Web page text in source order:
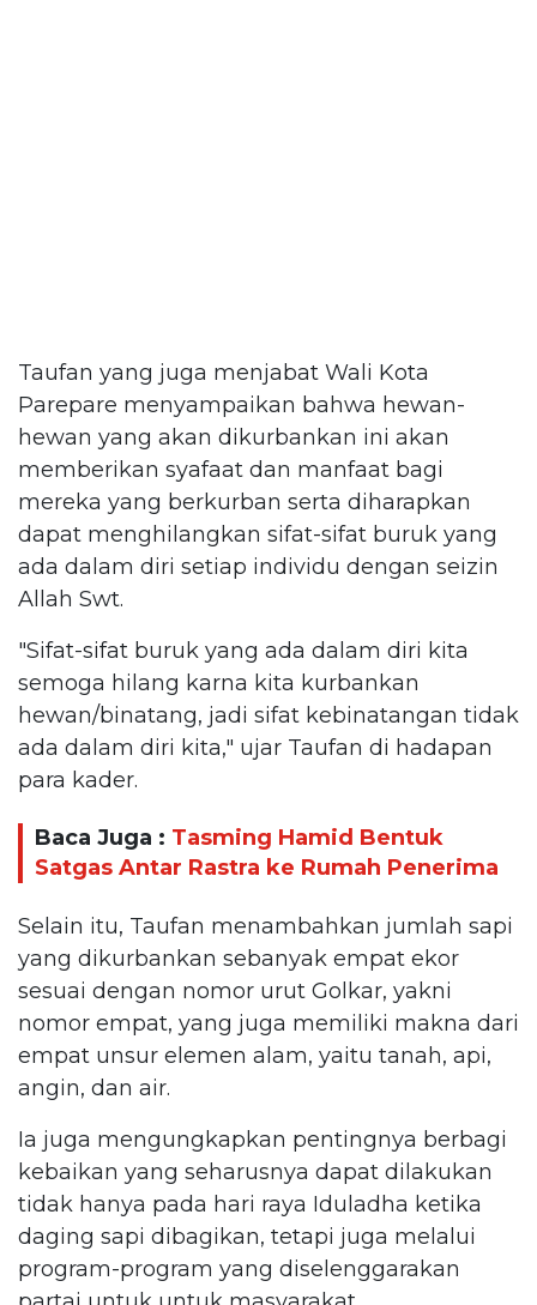
Taufan yang juga menjabat Wali Kota
Parepare menyampaikan bahwa hewan-
hewan yang akan dikurbankan ini akan
memberikan syafaat dan manfaat bagi
mereka yang berkurban serta diharapkan
dapat menghilangkan sifat-sifat buruk yang
ada dalam diri setiap individu dengan seizin
Allah Swt.
"Sifat-sifat buruk yang ada dalam diri kita
semoga hilang karna kita kurbankan
hewan/binatang, jadi sifat kebinatangan tidak
ada dalam diri kita," ujar Taufan di hadapan
para kader.
Baca Juga : Tasming Hamid Bentuk
Satgas Antar Rastra ke Rumah Penerima
Selain itu, Taufan menambahkan jumlah sapi
yang dikurbankan sebanyak empat ekor
sesuai dengan nomor urut Golkar, yakni
nomor empat, yang juga memiliki makna dari
empat unsur elemen alam, yaitu tanah, api,
angin, dan air.
Ia juga mengungkapkan pentingnya berbagi
kebaikan yang seharusnya dapat dilakukan
tidak hanya pada hari raya Iduladha ketika
daging sapi dibagikan, tetapi juga melalui
program-program yang diselenggarakan